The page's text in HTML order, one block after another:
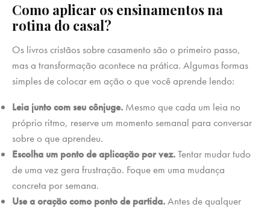
Como aplicar os ensinamentos na
rotina do casal?
Os livros cristãos sobre casamento são o primeiro passo,
mas a transformação acontece na prática. Algumas formas
simples de colocar em ação o que você aprende lendo:
Leia junto com seu cônjuge. Mesmo que cada um leia no
próprio ritmo, reserve um momento semanal para conversar
sobre o que aprendeu.
Escolha um ponto de aplicação por vez.Tentar mudar tudo
de uma vez gera frustração. Foque em uma mudança
concreta por semana.
Use a oração como ponto de partida.Antes de qualquer